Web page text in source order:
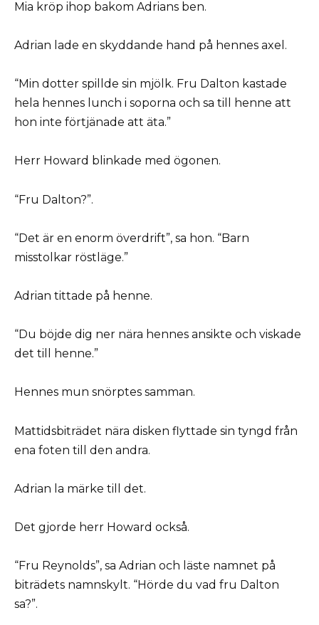
Mia kröp ihop bakom Adrians ben.
Adrian lade en skyddande hand på hennes axel.
“Min dotter spillde sin mjölk. Fru Dalton kastade
hela hennes lunch i soporna och sa till henne att
hon inte förtjänade att äta.”
Herr Howard blinkade med ögonen.
“Fru Dalton?”.
“Det är en enorm överdrift”, sa hon. “Barn
misstolkar röstläge.”
Adrian tittade på henne.
“Du böjde dig ner nära hennes ansikte och viskade
det till henne.”
Hennes mun snörptes samman.
Mattidsbiträdet nära disken flyttade sin tyngd från
ena foten till den andra.
Adrian la märke till det.
Det gjorde herr Howard också.
“Fru Reynolds”, sa Adrian och läste namnet på
biträdets namnskylt. “Hörde du vad fru Dalton
sa?”.